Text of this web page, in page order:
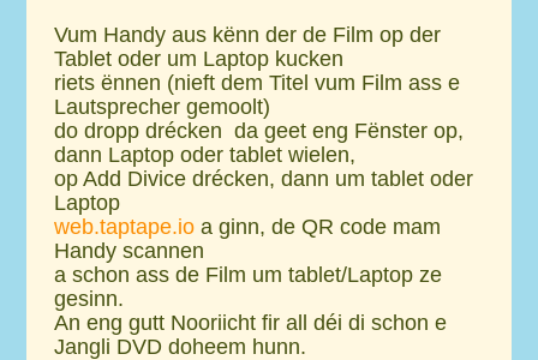
Vum Handy aus kënn der de Film op der
Tablet oder um Laptop kucken
riets ënnen (nieft dem Titel vum Film ass e
Lautsprecher gemoolt)
do dropp drécken da geet eng Fënster op,
dann Laptop oder tablet wielen,
op Add Divice drécken, dann um tablet oder
Laptop
web.taptape.ioa ginn, de QR code mam
Handy scannen
a schon ass de Film um tablet/Laptop ze
gesinn.
An eng gutt Nooriicht fir all déi di schon e
Jangli DVD doheem hunn.